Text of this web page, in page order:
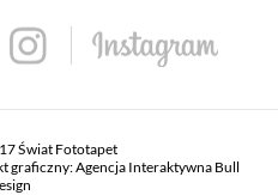
Świat Fototapet
graficzny:Agencja Interaktywna Bull